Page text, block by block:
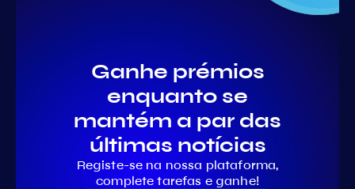
Ganhe prémios
enquanto se
mantém a par das
últimas notícias
Registe-se na nossa plataforma,
complete tarefas e ganhe!